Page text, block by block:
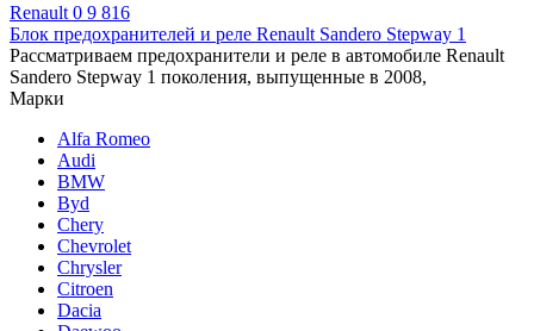
Renault 0 9 816
Блок предохранителей и реле Renault Sandero Stepway 1
Рассматриваем предохранители и реле в автомобиле Renault
Sandero Stepway 1 поколения, выпущенные в 2008,
Марки
Alfa Romeo
Audi
BMW
Byd
Chery
Chevrolet
Chrysler
Citroen
Dacia